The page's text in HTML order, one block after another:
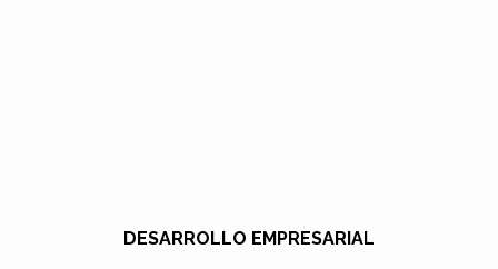
DESARROLLO EMPRESARIAL